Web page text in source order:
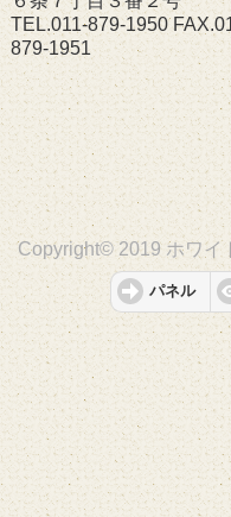
TEL.011-879-1950
879-1951
Copyright© 2019 ホワイ
パネル